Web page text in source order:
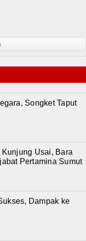
Songket Taput
Usai, Bara
Pertamina Sumut
Dampak ke